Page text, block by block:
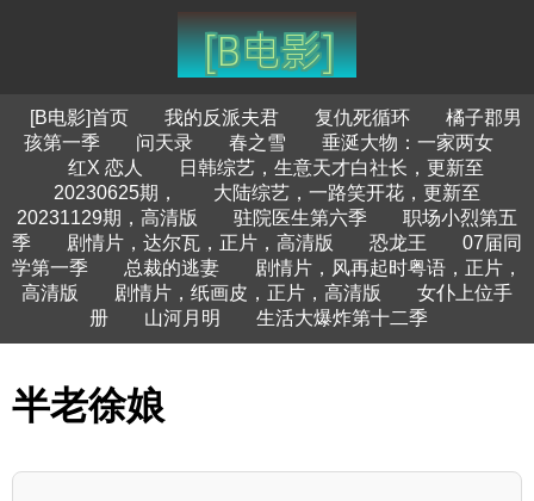
[B电影]首页 我的反派夫君 复仇死循环
橘子郡男
孩第一季
问天录 春之雪
垂涎大物：一家两女
红X 恋人
日韩综艺，生意天才白社长，更新至
20230625期，
大陆综艺，一路笑开花，更新至
20231129期，高清版
驻院医生第六季
职场小烈第五
季
剧情片，达尔瓦，正片，高清版 恐龙王
07届同
学第一季
总裁的逃妻
剧情片，风再起时粤语，正片，
高清版
剧情片，纸画皮，正片，高清版
女仆上位手
册
山河月明 生活大爆炸第十二季
半老徐娘